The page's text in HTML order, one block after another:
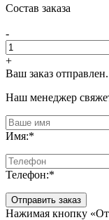
Состав заказа
-
+
Ваш заказ отправлен.
Наш менеджер
Имя:*
Телефон:*
Отправить заказ
Нажимая кнопку